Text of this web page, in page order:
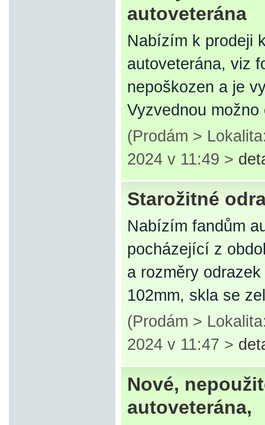
autoveterána
Nabízím k prodeji
autoveterána, viz
nepoškozen a je
Vyzvednou
(Prodám >
2024 v 11:49 >
Starožitné
Nabízím fandům
pocházející z
a rozměry
102mm, skla se
(Prodám >
2024 v 11:47 >
Nové,
autoveterána,